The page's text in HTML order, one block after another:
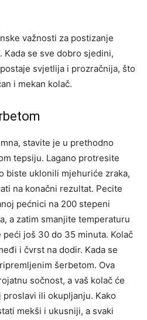
važnosti za postizanje
Kada se sve dobro sjedini,
svjetlija i prozračnija, što
i mekan kolač.
stavite je u prethodno
tepsiju. Lagano protresite
biste uklonili mjehuriće zraka,
na konačni rezultat. Pecite
pećnici na 200 stepeni
a zatim smanjite temperaturu
peći još 30 do 35 minuta. Kolač
i čvrst na dodir. Kada se
šerbetom. Ova
sočnost, a vaš kolač će
ili okupljanju. Kako
mekši i ukusniji, a svaki